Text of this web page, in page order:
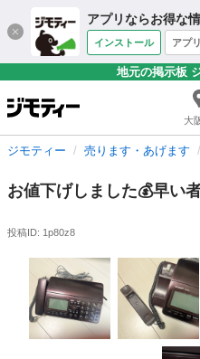
アプリならお得な
インストール アプ
地元の掲示板
大
ジモティー 売ります・あげます
お値下げしました💰早い
投稿ID: 1p80z8